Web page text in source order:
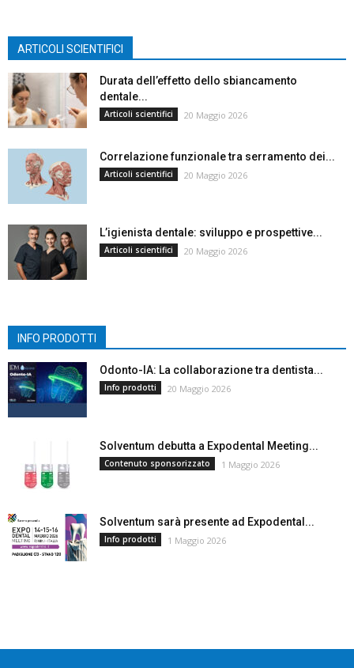
ARTICOLI SCIENTIFICI
Durata dell’effetto dello sbiancamento
dentale...
Articoli scientifici 20 Maggio 2026
Correlazione funzionale tra serramento dei...
Articoli scientifici 20 Maggio 2026
L’igienista dentale: sviluppo e prospettive...
Articoli scientifici 20 Maggio 2026
INFO PRODOTTI
Odonto-IA: La collaborazione tra dentista...
Info prodotti 20 Maggio 2026
Solventum debutta a Expodental Meeting...
Contenuto sponsorizzato 1 Maggio 2026
Solventum sarà presente ad Expodental...
Info prodotti 1 Maggio 2026